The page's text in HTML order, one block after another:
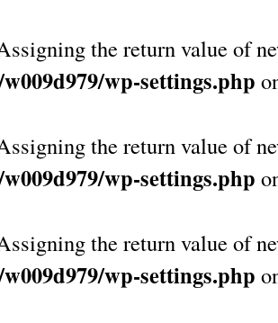
the return value of
wp-settings.php
the return value of
wp-settings.php
the return value of
wp-settings.php